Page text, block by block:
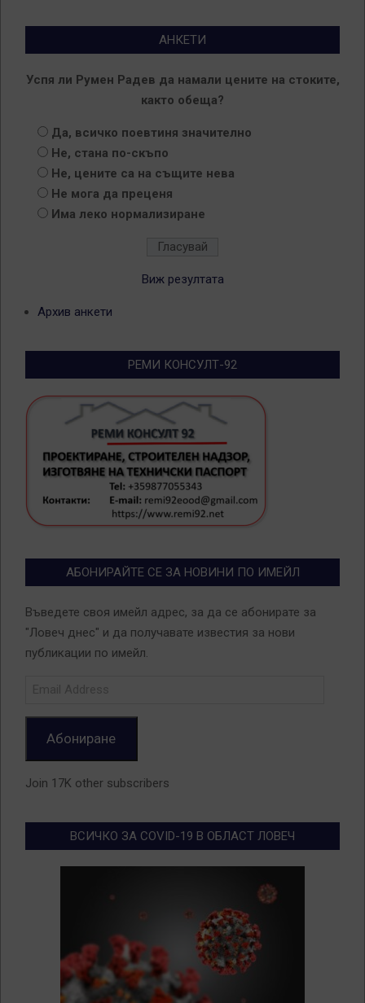
АНКЕТИ
Успя ли Румен Радев да намали цените на стоките,
както обеща?
Да, всичко поевтиня значително
Не, стана по-скъпо
Не, цените са на същите нева
Не мога да преценя
Има леко нормализиране
Виж резултата
Архив анкети
РЕМИ КОНСУЛТ-92
АБОНИРАЙТЕ СЕ ЗА НОВИНИ ПО ИМЕЙЛ
Въведете своя имейл адрес, за да се абонирате за
"Ловеч днес" и да получавате известия за нови
публикации по имейл.
Абониране
Join 17K other subscribers
ВСИЧКО ЗА COVID-19 В ОБЛАСТ ЛОВЕЧ